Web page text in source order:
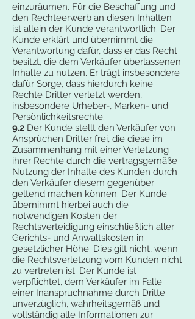
einzuräumen. Für die Beschaffung und
den Rechteerwerb an diesen Inhalten
ist allein der Kunde verantwortlich. Der
Kunde erklärt und übernimmt die
Verantwortung dafür, dass er das Recht
besitzt, die dem Verkäufer überlassenen
Inhalte zu nutzen. Er trägt insbesondere
dafür Sorge, dass hierdurch keine
Rechte Dritter verletzt werden,
insbesondere Urheber-, Marken- und
Persönlichkeitsrechte.
9.2 Der Kunde stellt den Verkäufer von
Ansprüchen Dritter frei, die diese im
Zusammenhang mit einer Verletzung
ihrer Rechte durch die vertragsgemäße
Nutzung der Inhalte des Kunden durch
den Verkäufer diesem gegenüber
geltend machen können. Der Kunde
übernimmt hierbei auch die
notwendigen Kosten der
Rechtsverteidigung einschließlich aller
Gerichts- und Anwaltskosten in
gesetzlicher Höhe. Dies gilt nicht, wenn
die Rechtsverletzung vom Kunden nicht
zu vertreten ist. Der Kunde ist
verpflichtet, dem Verkäufer im Falle
einer Inanspruchnahme durch Dritte
unverzüglich, wahrheitsgemäß und
vollständig alle Informationen zur